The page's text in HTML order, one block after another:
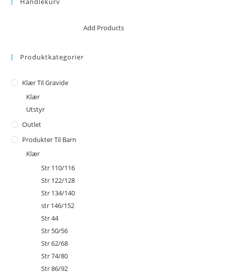
No products in the cart.Add Products
Produktkategorier
Klær Til Gravide
Klær
Utstyr
Outlet
Produkter Til Barn
Klær
Str 110/116
Str 122/128
Str 134/140
str 146/152
Str 44
Str 50/56
Str 62/68
Str 74/80
Str 86/92